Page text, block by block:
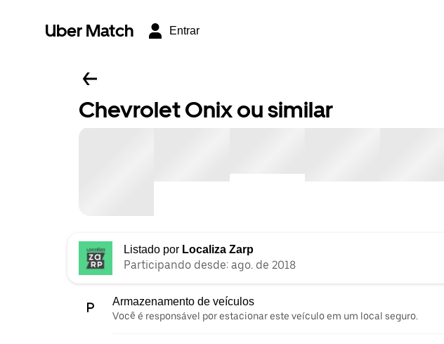
Uber Match Entrar
Chevrolet Onix ou similar
Listado por Localiza Zarp
Participando desde: ago. de 2018
Armazenamento de veículos
Você é responsável por estacionar este veículo em um local seguro.